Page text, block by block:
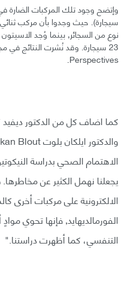
Perspectives.
الاهتمام الصحي بدراسة
يجعلنا نهمل الكثير عن مخاطرها.
الالكترونية على مركبات أخرى
الفورمالديهايد, فإنها تحوي
التنفسي، كما أظهرت دراستنا."